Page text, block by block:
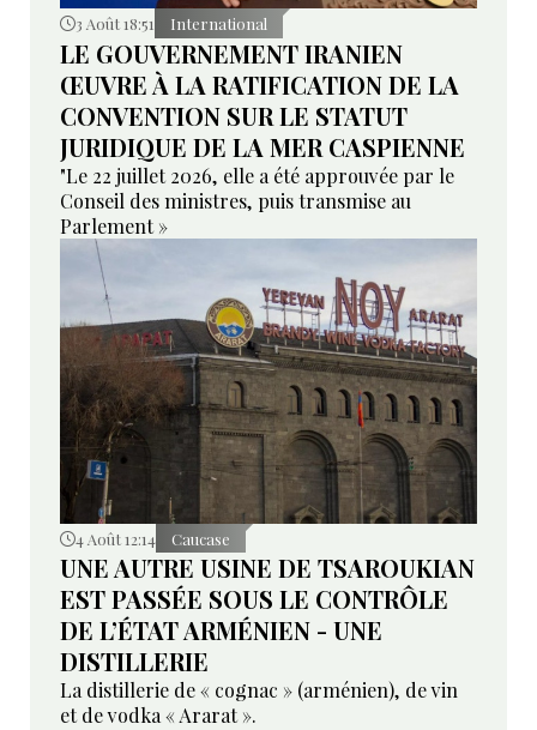
3 Août 18:51 International
LE GOUVERNEMENT IRANIEN
ŒUVRE À LA RATIFICATION DE LA
CONVENTION SUR LE STATUT
JURIDIQUE DE LA MER CASPIENNE
"Le 22 juillet 2026, elle a été approuvée par le
Conseil des ministres, puis transmise au
Parlement »
4 Août 12:14 Caucase
UNE AUTRE USINE DE TSAROUKIAN
EST PASSÉE SOUS LE CONTRÔLE
DE L’ÉTAT ARMÉNIEN - UNE
DISTILLERIE
La distillerie de « cognac » (arménien), de vin
et de vodka « Ararat ».